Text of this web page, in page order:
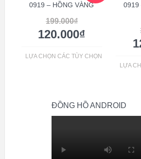
0919 – HỒNG VÀNG
199.000₫
120.000₫
LỰA CHỌN CÁC TÙY CHỌN
0919
LỰA
ĐỒNG HỒ ANDROID